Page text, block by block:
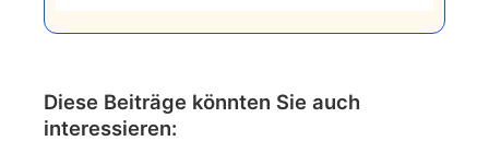
Sie Ihr Guthaben jederzeit auf Ihr
Derzeit bietet Trade Republic die
Euro an. Es ist ratsam, die aktuellen
Konditionen für Fremdwährungskonten
Diese Beiträge könnten Sie auch
interessieren: